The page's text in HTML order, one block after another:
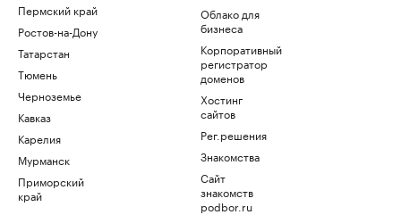
Пермский край
Ростов-на-Дону
Татарстан
Тюмень
Черноземье
Кавказ
Карелия
Мурманск
Приморский
край
Облако для
бизнеса
Корпоративный
регистратор
доменов
Хостинг
сайтов
Рег.решения
Знакомства
Сайт
знакомств
podbor.ru